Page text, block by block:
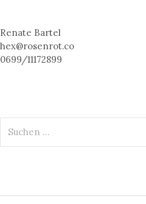
Renate Bartel
hex@rosenrot.co
0699/11172899